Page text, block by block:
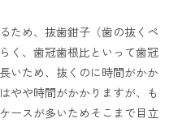
ため、抜歯鉗子（歯の抜くペ
く、歯冠歯根比といって歯冠
いため、抜くのに時間がかか
やや時間がかかりますが、も
ースが多いためそこまで目立